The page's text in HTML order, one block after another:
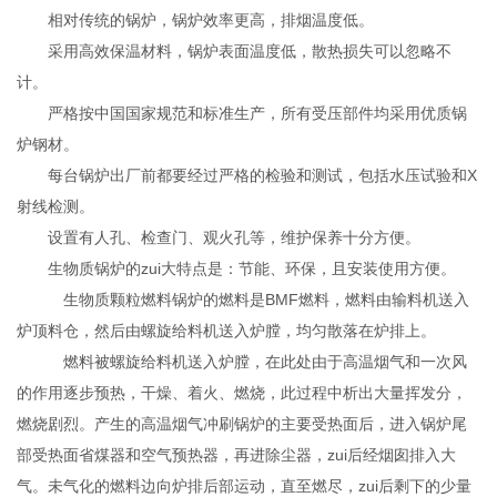
相对传统的锅炉，锅炉效率更高，排烟温度低。
采用高效保温材料，锅炉表面温度低，散热损失可以忽略不
计。
严格按中国国家规范和标准生产，所有受压部件均采用优质锅
炉钢材。
每台锅炉出厂前都要经过严格的检验和测试，包括水压试验和X
射线检测。
设置有人孔、检查门、观火孔等，维护保养十分方便。
生物质锅炉的zui大特点是：节能、环保，且安装使用方便。
生物质颗粒燃料锅炉的燃料是BMF燃料，燃料由输料机送入
炉顶料仓，然后由螺旋给料机送入炉膛，均匀散落在炉排上。
燃料被螺旋给料机送入炉膛，在此处由于高温烟气和一次风
的作用逐步预热，干燥、着火、燃烧，此过程中析出大量挥发分，
燃烧剧烈。产生的高温烟气冲刷锅炉的主要受热面后，进入锅炉尾
部受热面省煤器和空气预热器，再进除尘器，zui后经烟囱排入大
气。未气化的燃料边向炉排后部运动，直至燃尽，zui后剩下的少量